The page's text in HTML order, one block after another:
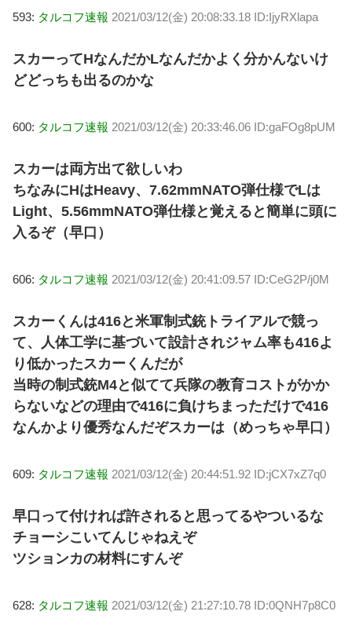
593: タルコフ速報 2021/03/12(金) 20:08:33.18 ID:IjyRXlapa
スカーってHなんだかLなんだかよく分かんないけ
どどっちも出るのかな
600: タルコフ速報 2021/03/12(金) 20:33:46.06 ID:gaFOg8pUM
スカーは両方出て欲しいわ
ちなみにHはHeavy、7.62mmNATO弾仕様でLは
Light、5.56mmNATO弾仕様と覚えると簡単に頭に
入るぞ（早口）
606: タルコフ速報 2021/03/12(金) 20:41:09.57 ID:CeG2P/j0M
スカーくんは416と米軍制式銃トライアルで競っ
て、人体工学に基づいて設計されジャム率も416よ
り低かったスカーくんだが
当時の制式銃M4と似てて兵隊の教育コストがかか
らないなどの理由で416に負けちまっただけで416
なんかより優秀なんだぞスカーは（めっちゃ早口）
609: タルコフ速報 2021/03/12(金) 20:44:51.92 ID:jCX7xZ7q0
早口って付ければ許されると思ってるやついるな
チョーシこいてんじゃねえぞ
ツションカの材料にすんぞ
628: タルコフ速報 2021/03/12(金) 21:27:10.78 ID:0QNH7p8C0